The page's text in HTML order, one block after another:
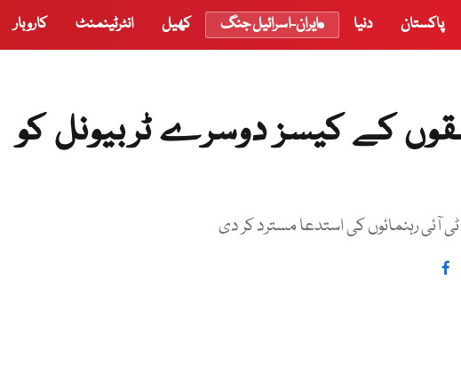
پاکستان دنیا ایران-اسرائیل جنگ کھیل انٹرٹینمنٹ کاروبار
کے کیسز دوسرے ٹربیونل کو
رہنمائوں کی استدعا مسترد کر دی